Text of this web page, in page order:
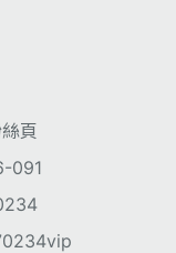
頁
091